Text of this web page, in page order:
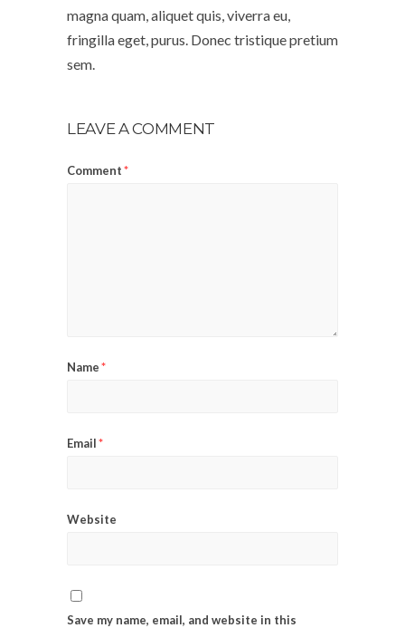
magna quam, aliquet quis, viverra eu,
fringilla eget, purus. Donec tristique pretium
sem.
LEAVE A COMMENT
Comment*
Name*
Email*
Website
Save my name, email, and website in this